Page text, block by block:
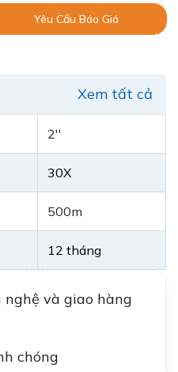
Yêu Cầu Báo Giá
Xem tất cả
2''
30X
500m
12 tháng
nghệ và giao hàng
chóng